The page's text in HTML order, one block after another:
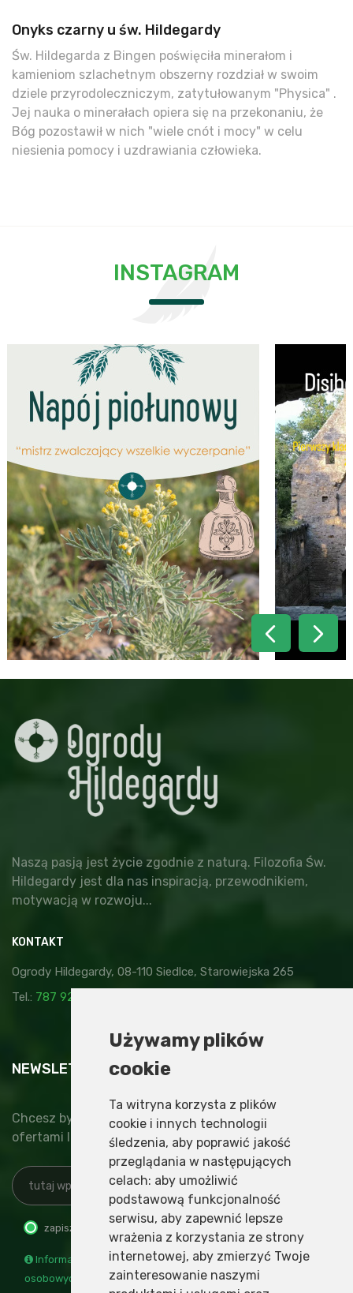
Używamy plików
cookie
Ta witryna korzysta z plików
cookie i innych technologii
śledzenia, aby poprawić jakość
przeglądania w następujących
celach: aby umożliwić
podstawową funkcjonalność
serwisu, aby zapewnić lepsze
wrażenia z korzystania ze strony
internetowej, aby zmierzyć Twoje
zainteresowanie naszymi
Onyks czarny u św. Hildegardy
Św. Hildegarda z Bingen poświęciła minerałom i
kamieniom szlachetnym obszerny rozdział w swoim
dziele przyrodoleczniczym, zatytułowanym "Physica" .
Jej nauka o minerałach opiera się na przekonaniu, że
Bóg pozostawił w nich "wiele cnót i mocy" w celu
niesienia pomocy i uzdrawiania człowieka.
INSTAGRAM
Naszą pasją jest życie zgodnie z naturą. Filozofia Św.
Hildegardy jest dla nas inspiracją, przewodnikiem,
motywacją w rozwoju...
KONTAKT
Ogrody Hildegardy, 08-110 Siedlce, Starowiejska 265
Tel.: 787 929 878
NEWSLETTER
Chcesz być na bieżąco z nowinkami, specjalnymi
ofertami lub najnowszymi wydarzeniami?
zapisz
Informacja o administratorze i przetwarzaniu danych
osobowych